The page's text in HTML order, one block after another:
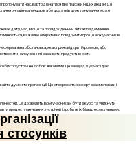
час, варто дізнатися про графіки інших людей; це
онлайн-календарів або додатків для планування може
дату, час, місце та порядок денний. Чітке повідомлення
важливо оперативно повідомити про це всіх учасників.
обстановка, яка сприяє відкритій розмові, або
напруження і заважати продуктивності.
зустрічі не є обов'язковими. Це заощаджує час і дає
думки та пропозиції. Це створює атмосферу взаємоповаги і
Це дозволить всім учасникам бути в курсі та уникнути
процес планування зустрічей і зробить їх більш ефективними.
стосунків